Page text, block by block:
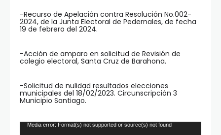
-Recurso de Apelación contra Resolución No.002-
2024, de la Junta Electoral de Pedernales, de fecha
19 de febrero del 2024.
-Acción de amparo en solicitud de Revisión de
colegio electoral, Santa Cruz de Barahona.
-Solicitud de nulidad resultados elecciones
municipales del 18/02/2023. Circunscripción 3
Municipio Santiago.
Reproductor
Media error: Format(s) not supported or source(s) not found